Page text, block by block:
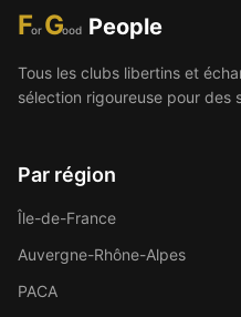
For Good People
Tous les clubs libertins et
sélection rigoureuse pour des
Par région
Île-de-France
Auvergne-Rhône-Alpes
PACA